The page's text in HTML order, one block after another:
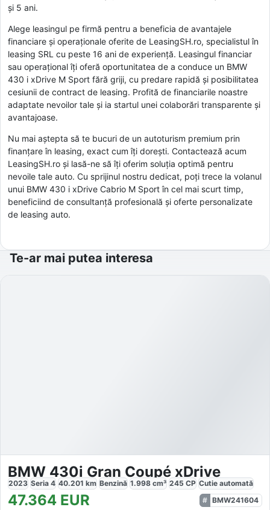
și 5 ani.
Alege leasingul pe firmă pentru a beneficia de avantajele
financiare și operaționale oferite de LeasingSH.ro, specialistul în
leasing SRL cu peste 16 ani de experiență. Leasingul financiar
sau operațional îți oferă oportunitatea de a conduce un BMW
430 i xDrive M Sport fără griji, cu predare rapidă și posibilitatea
cesiunii de contract de leasing. Profită de financiarile noastre
adaptate nevoilor tale și ia startul unei colaborări transparente și
avantajoase.
Nu mai aștepta să te bucuri de un autoturism premium prin
finanțare în leasing, exact cum îți dorești. Contactează acum
LeasingSH.ro și lasă-ne să îți oferim soluția optimă pentru
nevoile tale auto. Cu sprijinul nostru dedicat, poți trece la volanul
unui BMW 430 i xDrive Cabrio M Sport în cel mai scurt timp,
beneficiind de consultanță profesională și oferte personalizate
de leasing auto.
Te-ar mai putea interesa
BMW 430i Gran Coupé xDrive
2023 Seria 4 40.201 km Benzină 1.998 cm³ 245 CP Cutie automată
47.364 EUR
BMW241604